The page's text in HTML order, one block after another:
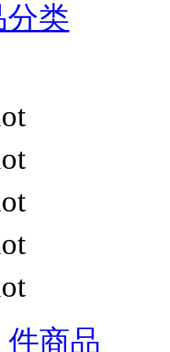
分类
件商品